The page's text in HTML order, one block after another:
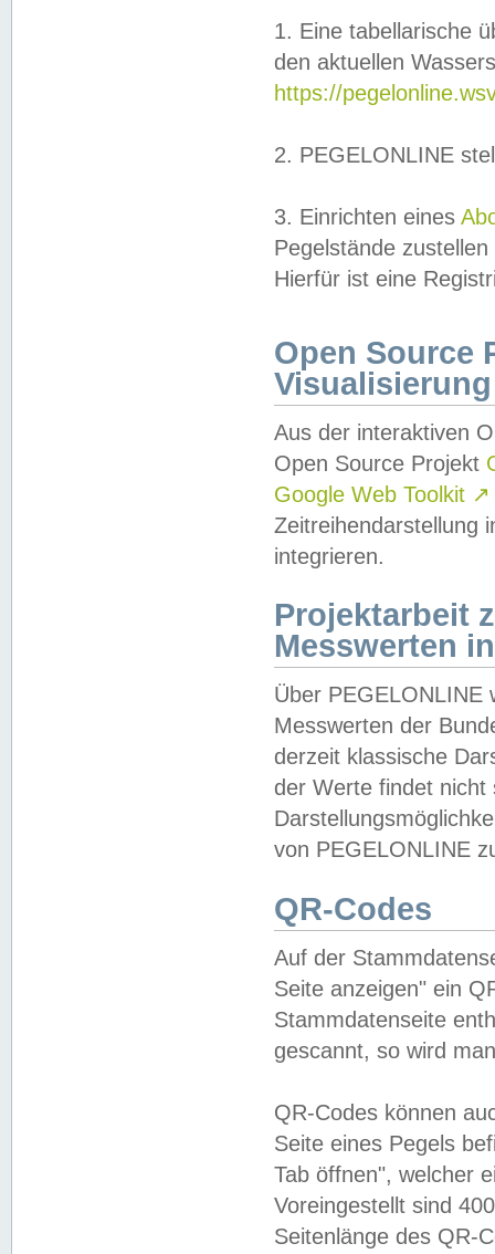
1. Eine tabellarische
den aktuellen
https://
2. PEGELONLINE
3. Einrichten eines
Pegelstände
Hierfür ist eine
Open Source
Visualisierung
Aus der interaktiven
Open Source Projekt
Google Web Toolkit ↗
Zeitreihendarstellung
integrieren.
Projektarbeit
Messwerten
Über PEGELONLINE
Messwerten der
derzeit klassische
der Werte findet
von PEGELONLINE
QR-Codes
Auf der
Seite anzeigen" ein
Stammdatenseite
gescannt, so wird
QR-Codes können
Seite eines Pegels
Tab öffnen", welcher
Voreingestellt sind
Seitenlänge des QR-